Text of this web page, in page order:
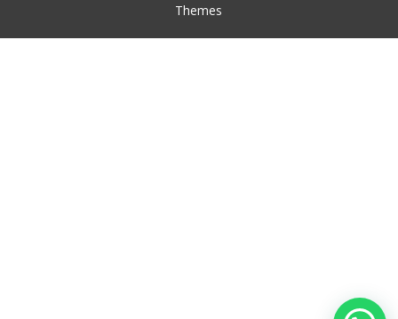
Themes